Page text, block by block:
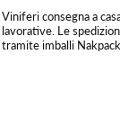
Viniferi consegna a
lavorative. Le
tramite imballi